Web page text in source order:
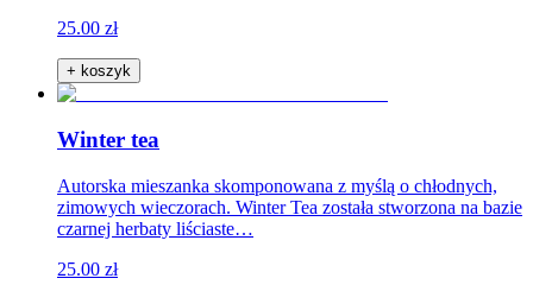
25.00 zł
+ koszyk
Winter tea
Autorska mieszanka skomponowana z myślą o chłodnych,
zimowych wieczorach. Winter Tea została stworzona na bazie
czarnej herbaty liściaste…
25.00 zł